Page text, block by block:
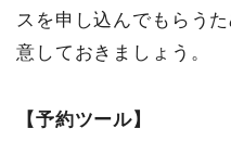
スを申し込んでもらう
意しておきましょう。
【予約ツール】